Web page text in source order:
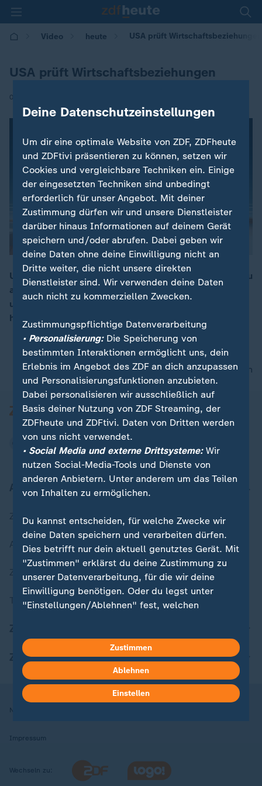
Video heute USA prüft Wirtschaftsbeziehungen
USA prüft Wirtschaftsbeziehungen
01.04.2017 | 07:43
00:05
US-Präsident Trump will die Wirtschaftsbeziehungen zu
anderen Ländern überprüfen lassen. Dafür
unterzeichnete er zwei Dekrete. Hintergrund ist das
hohe Handelsdefizit der USA.
nach oben
Aktuell bei ZDFheute
Zuletzt veröffentlicht
Aktuelle Sendungs-Videos
ZDFheute Stories
Themen im Überblick
ZDFheute Apps
Nutzungsbedingungen
Impressum
Wechseln zu:
Deine Datenschutzeinstellungen
Um dir eine optimale Website von ZDF, ZDFheute
und ZDFtivi präsentieren zu können, setzen wir
Cookies und vergleichbare Techniken ein. Einige
der eingesetzten Techniken sind unbedingt
erforderlich für unser Angebot. Mit deiner
Zustimmung dürfen wir und unsere Dienstleister
darüber hinaus Informationen auf deinem Gerät
speichern und/oder abrufen. Dabei geben wir
deine Daten ohne deine Einwilligung nicht an
Dritte weiter, die nicht unsere direkten
Dienstleister sind. Wir verwenden deine Daten
auch nicht zu kommerziellen Zwecken.
Zustimmungspflichtige Datenverarbeitung
• Personalisierung:Die Speicherung von
bestimmten Interaktionen ermöglicht uns, dein
Erlebnis im Angebot des ZDF an dich anzupassen
und Personalisierungsfunktionen anzubieten.
Dabei personalisieren wir ausschließlich auf
Basis deiner Nutzung von ZDF Streaming, der
ZDFheute und ZDFtivi. Daten von Dritten werden
von uns nicht verwendet.
• Social Media und externe Drittsysteme:Wir
nutzen Social-Media-Tools und Dienste von
anderen Anbietern. Unter anderem um das Teilen
von Inhalten zu ermöglichen.
Du kannst entscheiden, für welche Zwecke wir
deine Daten speichern und verarbeiten dürfen.
Dies betrifft nur dein aktuell genutztes Gerät. Mit
"Zustimmen" erklärst du deine Zustimmung zu
unserer Datenverarbeitung, für die wir deine
Einwilligung benötigen. Oder du legst unter
"Einstellungen/Ablehnen" fest, welchen
kannst du jederzeit mit Wirkung für die Zukunft
in deinen Einstellungen widerrufen oder ändern.
Hier findest du das Impressum.
Weitere Informationen findest du in unserer
Zustimmen
Ablehnen
Einstellen